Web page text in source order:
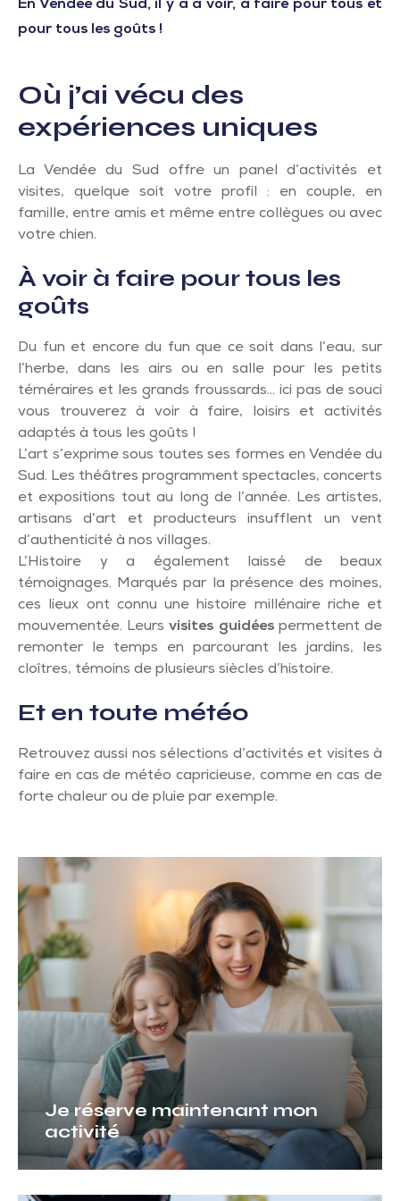
En Vendée du Sud, il y a à voir, à faire pour tous et
pour tous les goûts !
Où j’ai vécu des
expériences uniques
La Vendée du Sud offre un panel d’activités et
visites, quelque soit votre profil : en couple, en
famille, entre amis et même entre collègues ou avec
votre chien.
À voir à faire pour tous les
goûts
Du fun et encore du fun que ce soit dans l’eau, sur
l’herbe, dans les airs ou en salle pour les petits
téméraires et les grands froussards… ici pas de souci
vous trouverez à voir à faire, loisirs et activités
adaptés à tous les goûts !
L’art s’exprime sous toutes ses formes en Vendée du
Sud. Les théâtres programment spectacles, concerts
et expositions tout au long de l’année. Les artistes,
artisans d’art et producteurs insufflent un vent
d’authenticité à nos villages.
L’Histoire y a également laissé de beaux
témoignages. Marqués par la présence des moines,
ces lieux ont connu une histoire millénaire riche et
mouvementée. Leursvisites guidéespermettent de
remonter le temps en parcourant les jardins, les
cloîtres, témoins de plusieurs siècles d’histoire.
Et en toute météo
Retrouvez aussi nos sélections d’activités et visites à
faire en cas de météo capricieuse, comme en cas de
forte chaleur ou de pluie par exemple.
réserve
maintenant
mon
activité
Je réserve maintenant mon
activité